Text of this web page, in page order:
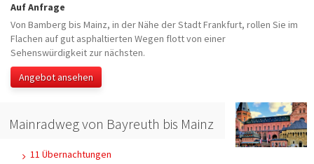
Auf Anfrage
Von Bamberg bis Mainz, in der Nähe der Stadt Frankfurt, rollen Sie im
Flachen auf gut asphaltierten Wegen flott von einer
Sehenswürdigkeit zur nächsten.
Angebot ansehen
Mainradweg von Bayreuth bis Mainz
11 Übernachtungen